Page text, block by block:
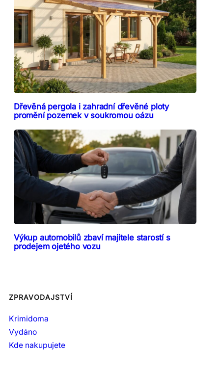
Dřevěná pergola i zahradní dřevěné ploty
promění pozemek v soukromou oázu
Výkup automobilů zbaví majitele starostí s
prodejem ojetého vozu
ZPRAVODAJSTVÍ
Krimidoma
Vydáno
Kde nakupujete